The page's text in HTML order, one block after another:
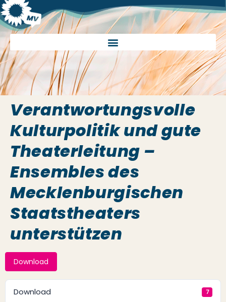
Verantwortungsvolle
Kulturpolitik und gute
Theaterleitung –
Ensembles des
Mecklenburgischen
Staatstheaters
unterstützen
Download
Download 7